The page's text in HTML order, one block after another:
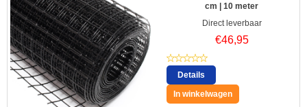
cm | 10 meter
Direct leverbaar
€46,95
Details
In winkelwagen